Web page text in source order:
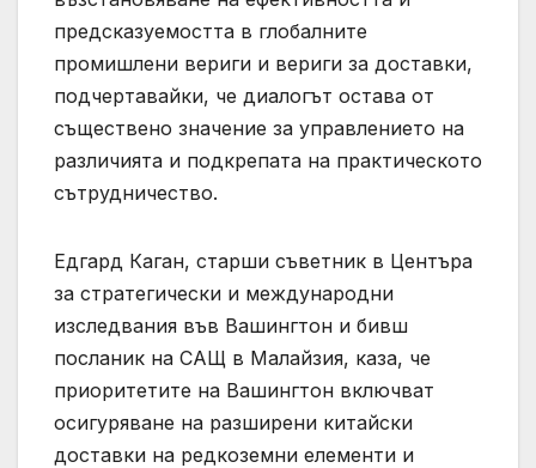
предсказуемостта в глобалните
промишлени вериги и вериги за доставки,
подчертавайки, че диалогът остава от
съществено значение за управлението на
различията и подкрепата на практическото
сътрудничество.
Едгард Каган, старши съветник в Центъра
за стратегически и международни
изследвания във Вашингтон и бивш
посланик на САЩ в Малайзия, каза, че
приоритетите на Вашингтон включват
осигуряване на разширени китайски
доставки на редкоземни елементи и